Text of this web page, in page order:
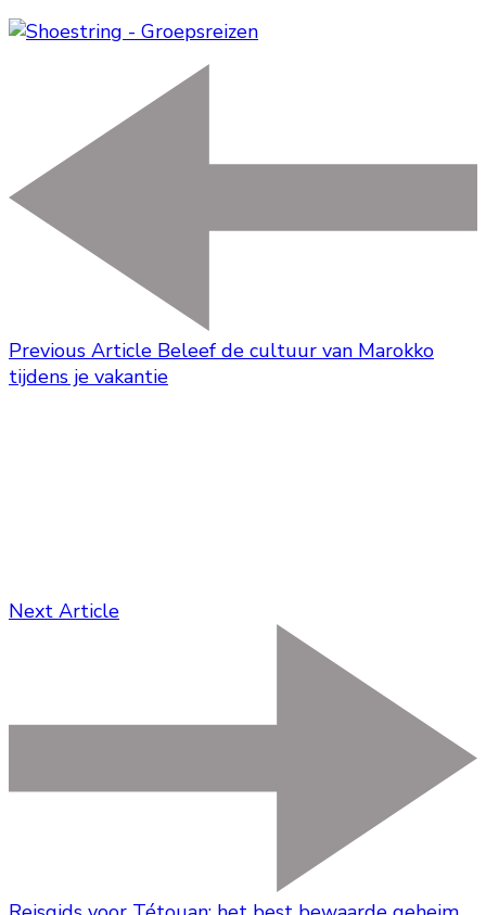
Previous Article Beleef de cultuur van Marokko
tijdens je vakantie
Next Article